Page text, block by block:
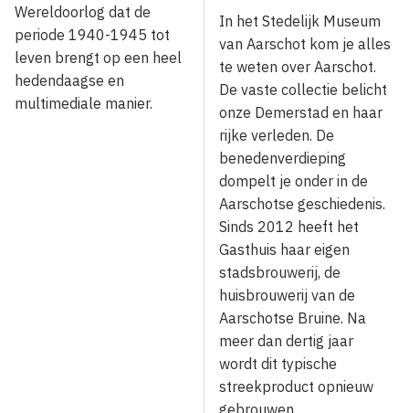
Wereldoorlog dat de
periode 1940-1945 tot
leven brengt op een heel
hedendaagse en
multimediale manier.
In het Stedelijk Museum
van Aarschot kom je alles
te weten over Aarschot.
De vaste collectie belicht
onze Demerstad en haar
rijke verleden. De
benedenverdieping
dompelt je onder in de
Aarschotse geschiedenis.
Sinds 2012 heeft het
Gasthuis haar eigen
stadsbrouwerij, de
huisbrouwerij van de
Aarschotse Bruine. Na
meer dan dertig jaar
wordt dit typische
streekproduct opnieuw
gebrouwen.